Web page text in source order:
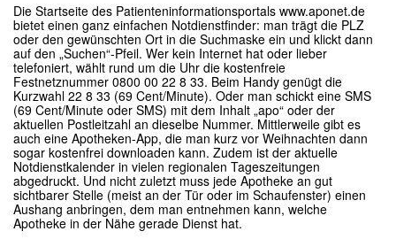
Die Startseite des Patienteninformationsportals www.aponet.de
bietet einen ganz einfachen Notdienstfinder: man trägt die PLZ
oder den gewünschten Ort in die Suchmaske ein und klickt dann
auf den „Suchen“-Pfeil. Wer kein Internet hat oder lieber
telefoniert, wählt rund um die Uhr die kostenfreie
Festnetznummer 0800 00 22 8 33. Beim Handy genügt die
Kurzwahl 22 8 33 (69 Cent/Minute). Oder man schickt eine SMS
(69 Cent/Minute oder SMS) mit dem Inhalt „apo“ oder der
aktuellen Postleitzahl an dieselbe Nummer. Mittlerweile gibt es
auch eine Apotheken-App, die man kurz vor Weihnachten dann
sogar kostenfrei downloaden kann. Zudem ist der aktuelle
Notdienstkalender in vielen regionalen Tageszeitungen
abgedruckt. Und nicht zuletzt muss jede Apotheke an gut
sichtbarer Stelle (meist an der Tür oder im Schaufenster) einen
Aushang anbringen, dem man entnehmen kann, welche
Apotheke in der Nähe gerade Dienst hat.